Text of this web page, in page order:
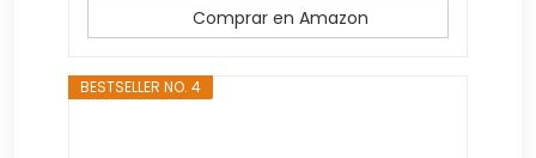
Comprar en Amazon
BESTSELLER NO. 4